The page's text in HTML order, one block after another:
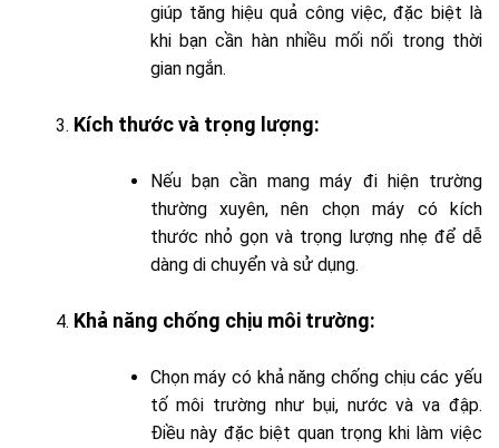
giúp tăng hiệu quả công việc, đặc biệt là
khi bạn cần hàn nhiều mối nối trong thời
gian ngắn.
Kích thước và trọng lượng:
Nếu bạn cần mang máy đi hiện trường
thường xuyên, nên chọn máy có kích
thước nhỏ gọn và trọng lượng nhẹ để dễ
dàng di chuyển và sử dụng.
Khả năng chống chịu môi trường:
Chọn máy có khả năng chống chịu các yếu
tố môi trường như bụi, nước và va đập.
Điều này đặc biệt quan trọng khi làm việc